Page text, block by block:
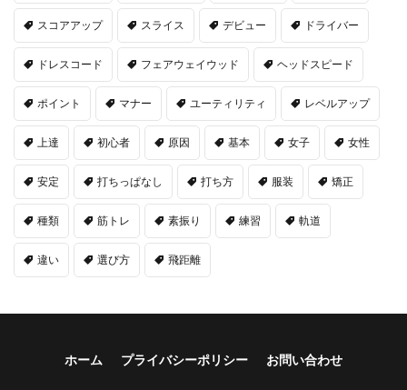
スコアアップ スライス デビュー ドライバー
ドレスコード フェアウェイウッド ヘッドスピード
ポイント マナー ユーティリティ レベルアップ
上達 初心者 原因 基本 女子 女性
安定 打ちっぱなし 打ち方 服装 矯正
種類 筋トレ 素振り 練習 軌道
違い 選び方 飛距離
ホーム プライバシーポリシー お問い合わせ